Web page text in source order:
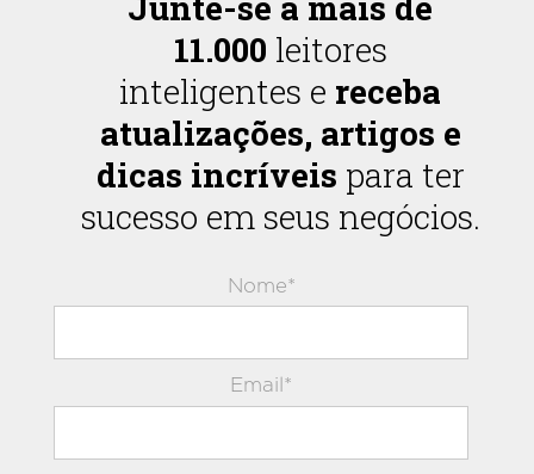
11.000 leitores
inteligentes e receba
atualizações, artigos e
dicas incríveis para ter
sucesso em seus negócios.
Nome*
Email*